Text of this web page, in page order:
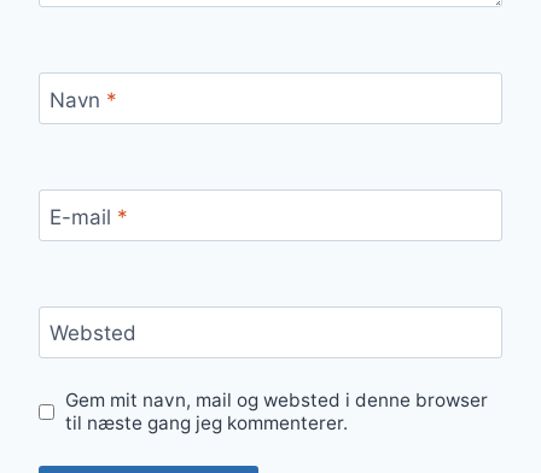
Navn *
E-mail *
Websted
Gem mit navn, mail og websted i denne browser
til næste gang jeg kommenterer.